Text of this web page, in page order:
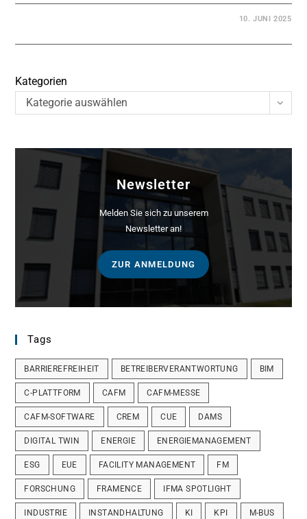
10. JUNI 2025
Kategorien
Kategorie auswählen
Newsletter
Melden Sie sich zu unserem
Newsletter an!
ZUR ANMELDUNG
Tags
BARRIEREFREIHEIT BETREIBERVERANTWORTUNG BIM
C-PLATTFORM CAFM CAFM-MESSE
CAFM-SOFTWARE CREM CUE DAMS
DIGITAL TWIN ENERGIE ENERGIEMANAGEMENT
ESG EUE FACILITY MANAGEMENT FM
FORSCHUNG FRAMENCE IFMA SPOTLIGHT
INDUSTRIE INSTANDHALTUNG KI KPI M-BUS